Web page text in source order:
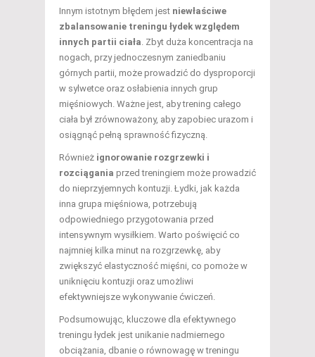
Innym istotnym błędem jest niewłaściwe
zbalansowanie treningu łydek względem
innych partii ciała. Zbyt duża koncentracja na
nogach, przy jednoczesnym zaniedbaniu
górnych partii, może prowadzić do dysproporcji
w sylwetce oraz osłabienia innych grup
mięśniowych. Ważne jest, aby trening całego
ciała był zrównoważony, aby zapobiec urazom i
osiągnąć pełną sprawność fizyczną.
Również ignorowanie rozgrzewki i
rozciągania przed treningiem może prowadzić
do nieprzyjemnych kontuzji. Łydki, jak każda
inna grupa mięśniowa, potrzebują
odpowiedniego przygotowania przed
intensywnym wysiłkiem. Warto poświęcić co
najmniej kilka minut na rozgrzewkę, aby
zwiększyć elastyczność mięśni, co pomoże w
uniknięciu kontuzji oraz umożliwi
efektywniejsze wykonywanie ćwiczeń.
Podsumowując, kluczowe dla efektywnego
treningu łydek jest unikanie nadmiernego
obciążania, dbanie o równowagę w treningu